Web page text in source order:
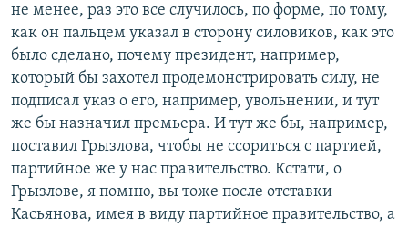
не менее, раз это все случилось, по форме, по тому,
как он пальцем указал в сторону силовиков, как это
было сделано, почему президент, например,
который бы захотел продемонстрировать силу, не
подписал указ о его, например, увольнении, и тут
же бы назначил премьера. И тут же бы, например,
поставил Грызлова, чтобы не ссориться с партией,
партийное же у нас правительство. Кстати, о
Грызлове, я помню, вы тоже после отставки
Касьянова, имея в виду партийное правительство, а